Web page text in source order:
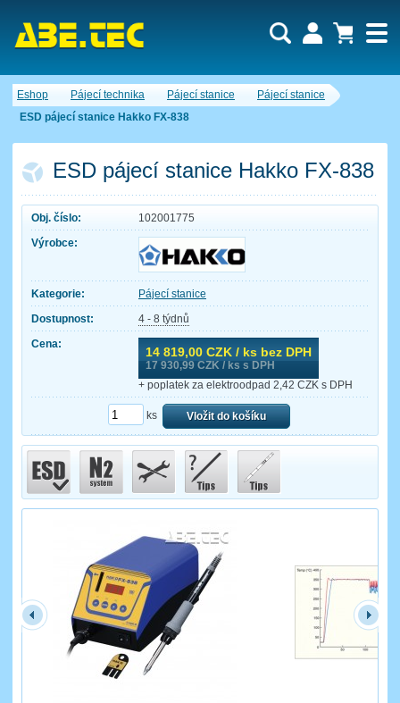
Eshop Pájecí technika Pájecí stanice
Pájecí stanice
ESD pájecí stanice Hakko FX-838
ESD pájecí stanice Hakko FX-838
Obj. číslo:
102001775
Výrobce:
Kategorie:
Pájecí stanice
Dostupnost:
4 - 8 týdnů
Cena:
14 819,00 CZK / ks bez DPH
17 930,99 CZK / ks s DPH
+ poplatek za elektroodpad 2,42 CZK s DPH
ks Vložit do košíku
Nákupní košík je momentálně prázdný.
Počet produktů:0
Cena celkem:
Uživatel:
Heslo:
Zapomenuté heslo Nová registrace